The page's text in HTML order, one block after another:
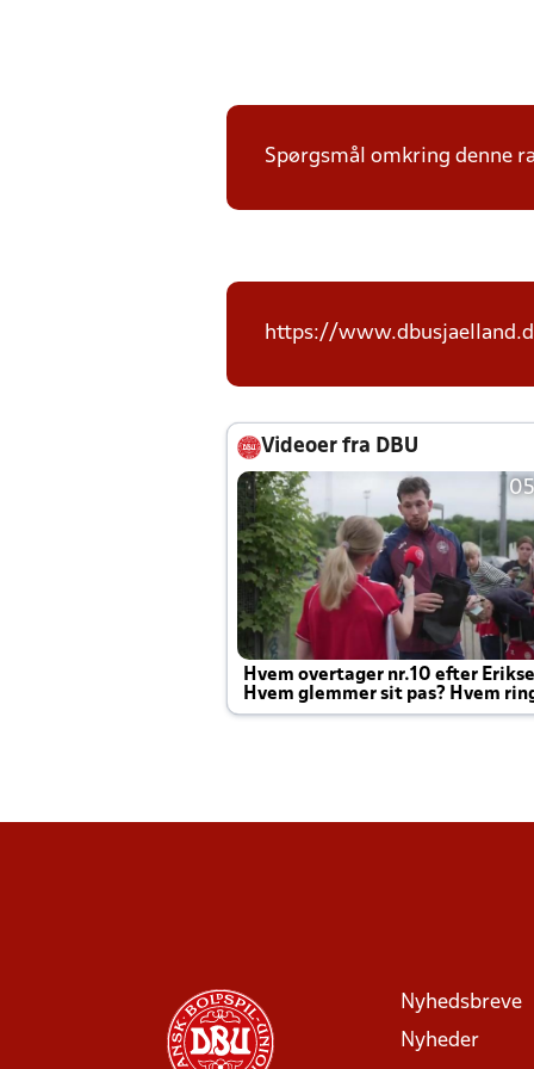
Spørgsmål omkring denne
https://
Videoer fra DBU
Hvem overtager nr.10 efter
Hvem glemmer sit pas? Hvem
Joachim altid til efter kampe?
Nyhedsbreve
Nyheder